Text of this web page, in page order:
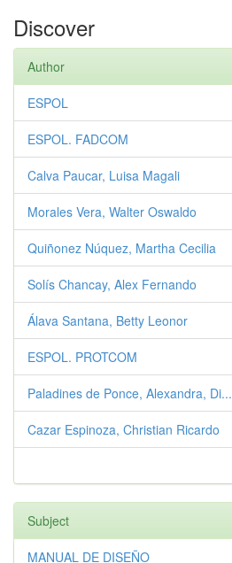
Discover
Author
ESPOL
ESPOL. FADCOM
Calva Paucar, Luisa Magali
Morales Vera, Walter Oswaldo
Quiñonez Núquez, Martha Cecilia
Solís Chancay, Alex Fernando
Álava Santana, Betty Leonor
ESPOL. PROTCOM
Paladines de Ponce, Alexandra, Di...
Cazar Espinoza, Christian Ricardo
Subject
MANUAL DE DISEÑO